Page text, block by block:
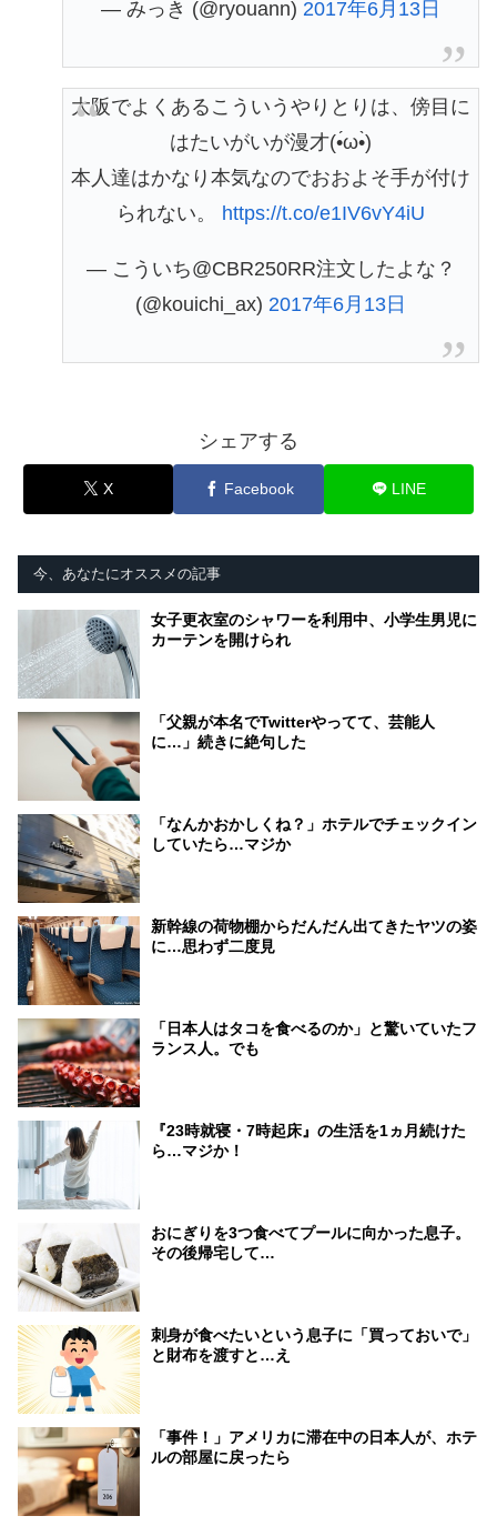
— みっき (@ryouann) 2017年6月13日
大阪でよくあるこういうやりとりは、傍目に
はたいがいが漫才(•́ω•̀)
本人達はかなり本気なのでおおよそ手が付け
られない。 https://t.co/e1IV6vY4iU
— こういち@CBR250RR注文したよな？
(@kouichi_ax) 2017年6月13日
シェアする
X Facebook LINE
今、あなたにオススメの記事
女子更衣室のシャワーを利用中、小学生男児に
カーテンを開けられ
「父親が本名でTwitterやってて、芸能人
に…」続きに絶句した
「なんかおかしくね？」ホテルでチェックイン
していたら…マジか
新幹線の荷物棚からだんだん出てきたヤツの姿
に…思わず二度見
「日本人はタコを食べるのか」と驚いていたフ
ランス人。でも
『23時就寝・7時起床』の生活を1ヵ月続けた
ら…マジか！
おにぎりを3つ食べてプールに向かった息子。
その後帰宅して…
刺身が食べたいという息子に「買っておいで」
と財布を渡すと…え
「事件！」アメリカに滞在中の日本人が、ホテ
ルの部屋に戻ったら